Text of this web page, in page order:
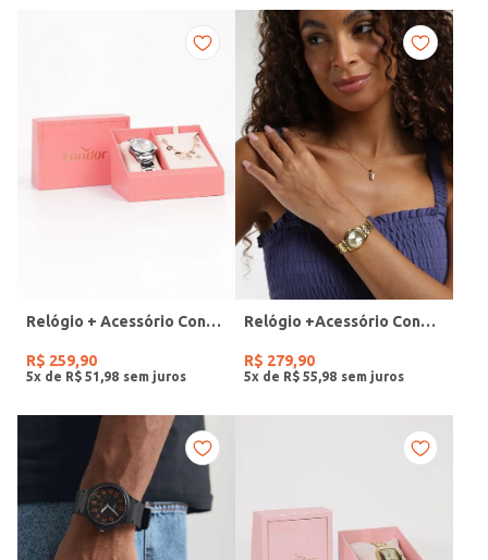
Relógio + Acessório Condor Feminino PRATA
R$ 259,90
5x de R$ 51 98
Relógio +Acessório Condor Feminino DOURADO
R$ 279,90
5x de R$ 55 98